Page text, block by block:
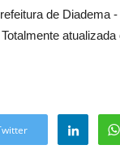
de Diadema